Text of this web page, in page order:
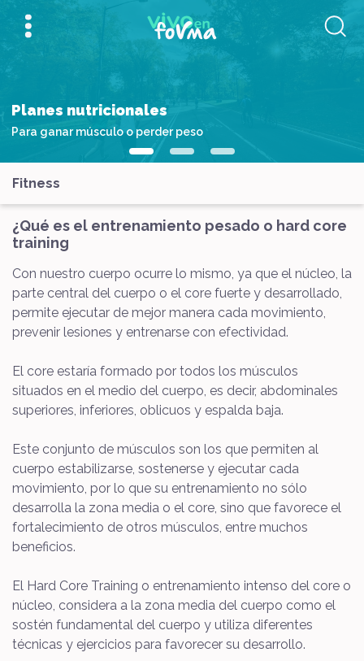
Planes nutricionales
Para ganar músculo o perder peso
Fitness
¿Qué es el entrenamiento pesado o hard core
training
Con nuestro cuerpo ocurre lo mismo, ya que el núcleo, la
parte central del cuerpo o el core fuerte y desarrollado,
permite ejecutar de mejor manera cada movimiento,
prevenir lesiones y entrenarse con efectividad.
El core estaría formado por todos los músculos
situados en el medio del cuerpo, es decir, abdominales
superiores, inferiores, oblicuos y espalda baja.
Este conjunto de músculos son los que permiten al
cuerpo estabilizarse, sostenerse y ejecutar cada
movimiento, por lo que su entrenamiento no sólo
desarrolla la zona media o el core, sino que favorece el
fortalecimiento de otros músculos, entre muchos
beneficios.
El Hard Core Training o entrenamiento intenso del core o
núcleo, considera a la zona media del cuerpo como el
sostén fundamental del cuerpo y utiliza diferentes
técnicas y ejercicios para favorecer su desarrollo.